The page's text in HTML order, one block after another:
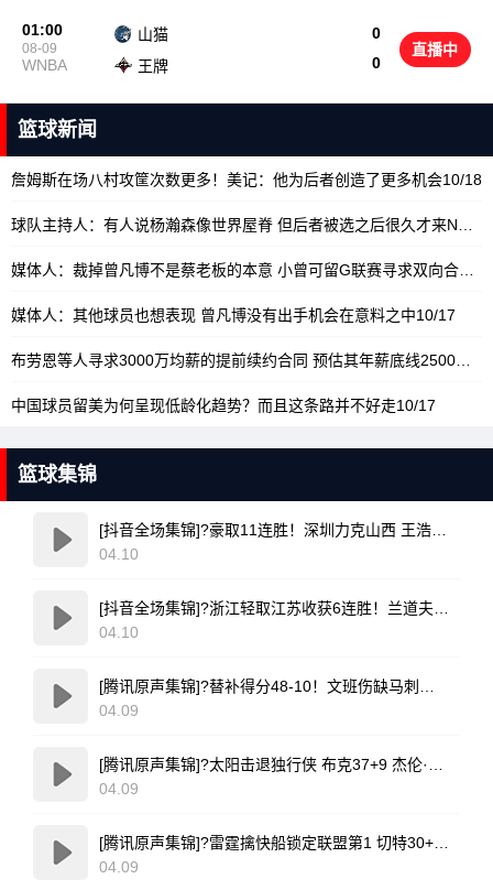
01:00
08-09
WNBA
山猫
0
0
王牌
直播中
篮球新闻
詹姆斯在场八村攻筐次数更多！美记：他为后者创造了更多机会10/18
媒体人：其他球员也想表现 曾凡博没有出手机会在意料之中10/17
中国球员留美为何呈现低龄化趋势？而且这条路并不好走10/17
篮球集锦
04.10
04.10
04.09
04.09
04.09